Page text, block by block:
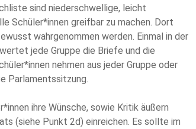
sind niederschwellige, leicht
Schüler*innen greifbar zu machen. Dort
wahrgenommen werden. Einmal in der
jede Gruppe die Briefe und die
nehmen aus jeder Gruppe oder
Parlamentssitzung.
ihre Wünsche, sowie Kritik äußern
(siehe Punkt 2d) einreichen. Es sollte im